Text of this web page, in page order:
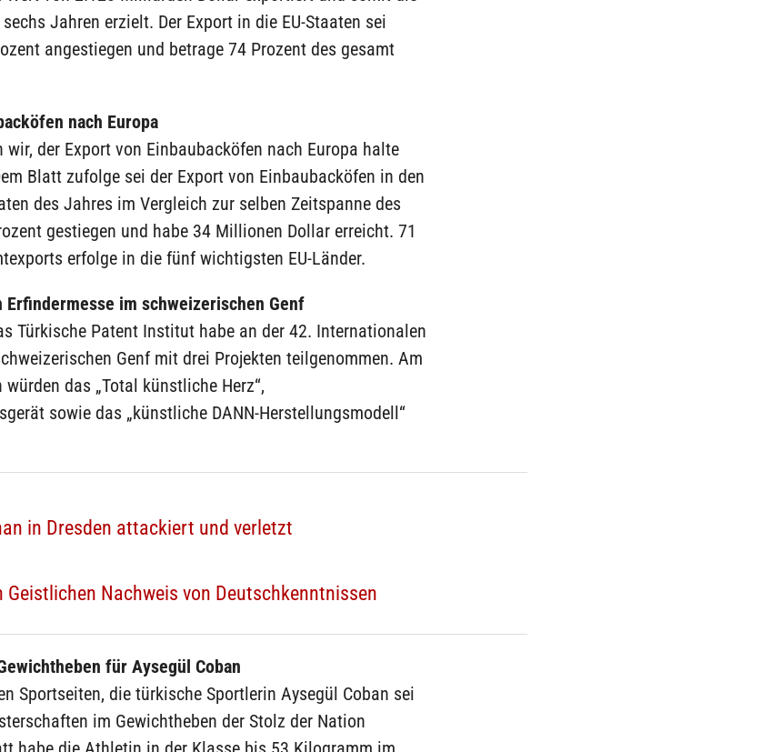
Jahren erzielt. Der Export in die EU-Staaten sei
angestiegen und betrage 74 Prozent des gesamt
nach Europa
wir, der Export von Einbaubacköfen nach Europa halte
Blatt zufolge sei der Export von Einbaubacköfen in den
des Jahres im Vergleich zur selben Zeitspanne des
gestiegen und habe 34 Millionen Dollar erreicht. 71
erfolge in die fünf wichtigsten EU-Länder.
im schweizerischen Genf
Türkische Patent Institut habe an der 42. Internationalen
Genf mit drei Projekten teilgenommen. Am
das „Total künstliche Herz“,
sowie das „künstliche DANN-Herstellungsmodell“
in Dresden attackiert und verletzt
Nachweis von Deutschkenntnissen
für Aysegül Coban
Sportseiten, die türkische Sportlerin Aysegül Coban sei
im Gewichtheben der Stolz der Nation